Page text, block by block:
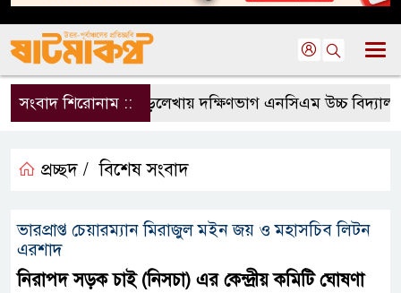
সংবাদ শিরোনাম ::বড়লেখায় দক্ষিণভাগ এনসিএম উচ্চ বিদ্যালয়ে
প্রচ্ছদ / বিশেষ সংবাদ
ভারপ্রাপ্ত চেয়ারম্যান মিরাজুল মইন জয় ও মহাসচিব লিটন
এরশাদ
নিরাপদ সড়ক চাই (নিসচা) এর কেন্দ্রীয় কমিটি ঘোষণা